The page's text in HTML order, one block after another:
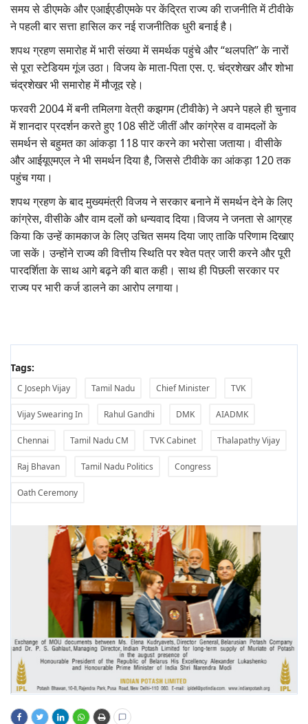
समय से डीएमके और एआईएडीएमके पर केंद्रित राज्य की राजनीति में टीवीके
ने पहली बार सत्ता हासिल कर नई राजनीतिक धुरी बनाई है।
शपथ ग्रहण समारोह में भारी संख्या में समर्थक पहुंचे और “थलपति” के नारों
से पूरा स्टेडियम गूंज उठा। विजय के माता-पिता एस. ए. चंद्रशेखर और शोभा
चंद्रशेखर भी समारोह में मौजूद रहे।
फरवरी 2004 में बनी तमिलगा वेत्री कझगम (टीवीके) ने अपने पहले ही चुनाव
में शानदार प्रदर्शन करते हुए 108 सीटें जीतीं और कांग्रेस व वामदलों के
समर्थन से बहुमत का आंकड़ा 118 पार करने का भरोसा जताया। वीसीके
और आईयूएमएल ने भी समर्थन दिया है, जिससे टीवीके का आंकड़ा 120 तक
पहुंच गया।
शपथ ग्रहण के बाद मुख्यमंत्री विजय ने सरकार बनाने में समर्थन देने के लिए
कांग्रेस, वीसीके और वाम दलों को धन्यवाद दिया।विजय ने जनता से आग्रह
किया कि उन्हें कामकाज के लिए उचित समय दिया जाए ताकि परिणाम दिखाए
जा सकें। उन्होंने राज्य की वित्तीय स्थिति पर श्वेत पत्र जारी करने और पूरी
पारदर्शिता के साथ आगे बढ़ने की बात कही। साथ ही पिछली सरकार पर
राज्य पर भारी कर्ज डालने का आरोप लगाया।
Tags:
C Joseph Vijay Tamil Nadu Chief Minister TVK
Vijay Swearing In Rahul Gandhi DMK AIADMK
Chennai Tamil Nadu CM TVK Cabinet Thalapathy Vijay
Raj Bhavan Tamil Nadu Politics Congress
Oath Ceremony